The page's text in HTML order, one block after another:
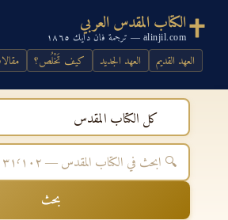
الكتاب المقدس العربي
alinjil.com — ترجمة فان دايك ١٨٦٥
العهد القديم العهد الجديد كيف تَخْلُص؟
كل الكتاب المقدس
بحث